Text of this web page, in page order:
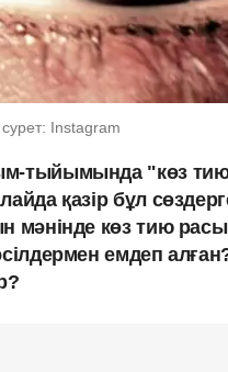
Instagram
тыйымында "көз
қазір бұл
мәнінде көз тию
емдеп